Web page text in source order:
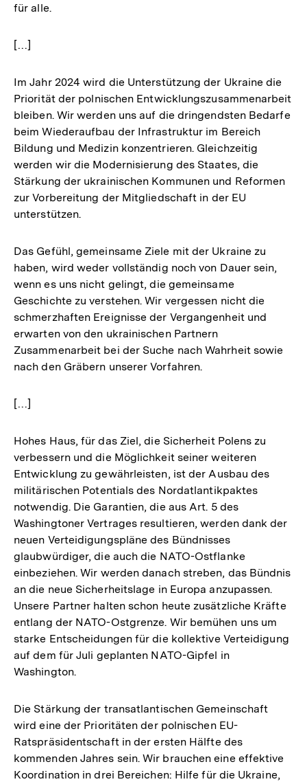
für alle.
[…]
Im Jahr 2024 wird die Unterstützung der Ukraine die
Priorität der polnischen Entwicklungszusammenarbeit
bleiben. Wir werden uns auf die dringendsten Bedarfe
beim Wiederaufbau der Infrastruktur im Bereich
Bildung und Medizin konzentrieren. Gleichzeitig
werden wir die Modernisierung des Staates, die
Stärkung der ukrainischen Kommunen und Reformen
zur Vorbereitung der Mitgliedschaft in der EU
unterstützen.
Das Gefühl, gemeinsame Ziele mit der Ukraine zu
haben, wird weder vollständig noch von Dauer sein,
wenn es uns nicht gelingt, die gemeinsame
Geschichte zu verstehen. Wir vergessen nicht die
schmerzhaften Ereignisse der Vergangenheit und
erwarten von den ukrainischen Partnern
Zusammenarbeit bei der Suche nach Wahrheit sowie
nach den Gräbern unserer Vorfahren.
[…]
Hohes Haus, für das Ziel, die Sicherheit Polens zu
verbessern und die Möglichkeit seiner weiteren
Entwicklung zu gewährleisten, ist der Ausbau des
militärischen Potentials des Nordatlantikpaktes
notwendig. Die Garantien, die aus Art. 5 des
Washingtoner Vertrages resultieren, werden dank der
neuen Verteidigungspläne des Bündnisses
glaubwürdiger, die auch die NATO-Ostflanke
einbeziehen. Wir werden danach streben, das Bündnis
an die neue Sicherheitslage in Europa anzupassen.
Unsere Partner halten schon heute zusätzliche Kräfte
entlang der NATO-Ostgrenze. Wir bemühen uns um
starke Entscheidungen für die kollektive Verteidigung
auf dem für Juli geplanten NATO-Gipfel in
Washington.
Die Stärkung der transatlantischen Gemeinschaft
wird eine der Prioritäten der polnischen EU-
Ratspräsidentschaft in der ersten Hälfte des
kommenden Jahres sein. Wir brauchen eine effektive
Koordination in drei Bereichen: Hilfe für die Ukraine,